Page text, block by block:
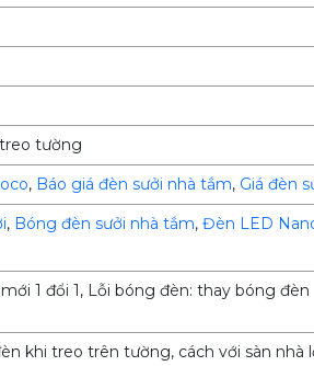
tường
, Báo giá đèn sưởi nhà tắm, Giá đèn
, Bóng đèn sưởi nhà tắm, Đèn LED
1 đổi 1, Lỗi bóng đèn: thay bóng đèn
khi treo trên tường, cách với sàn